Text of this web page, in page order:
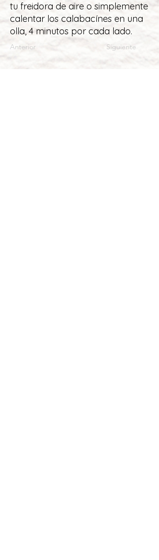
tu freidora de aire o simplemente
calentar los calabacínes en una
olla, 4 minutos por cada lado.
Anterior Siguiente